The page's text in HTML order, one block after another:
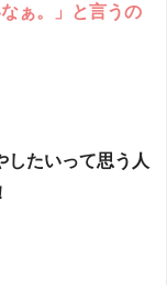
ぁ。」と言うの
したいって思う人